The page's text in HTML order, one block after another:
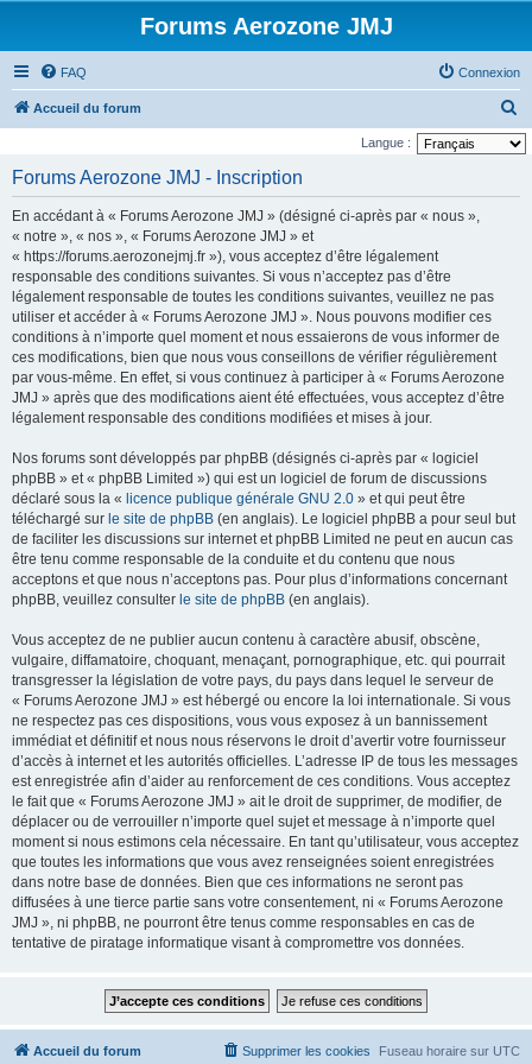
Forums Aerozone JMJ
FAQ Connexion
Accueil du forum
e
Langue :
Forums Aerozone JMJ - Inscription
En accédant à « Forums Aerozone JMJ » (désigné ci-après par « nous »,
« notre », « nos », « Forums Aerozone JMJ » et
« https://forums.aerozonejmj.fr »), vous acceptez d’être légalement
responsable des conditions suivantes. Si vous n’acceptez pas d’être
légalement responsable de toutes les conditions suivantes, veuillez ne pas
utiliser et accéder à « Forums Aerozone JMJ ». Nous pouvons modifier ces
conditions à n’importe quel moment et nous essaierons de vous informer de
ces modifications, bien que nous vous conseillons de vérifier régulièrement
par vous-même. En effet, si vous continuez à participer à « Forums Aerozone
JMJ » après que des modifications aient été effectuées, vous acceptez d’être
légalement responsable des conditions modifiées et mises à jour.
Nos forums sont développés par phpBB (désignés ci-après par « logiciel
phpBB » et « phpBB Limited ») qui est un logiciel de forum de discussions
déclaré sous la « licence publique générale GNU 2.0 » et qui peut être
téléchargé sur le site de phpBB (en anglais). Le logiciel phpBB a pour seul but
de faciliter les discussions sur internet et phpBB Limited ne peut en aucun cas
être tenu comme responsable de la conduite et du contenu que nous
acceptons et que nous n’acceptons pas. Pour plus d’informations concernant
phpBB, veuillez consulter le site de phpBB (en anglais).
Vous acceptez de ne publier aucun contenu à caractère abusif, obscène,
vulgaire, diffamatoire, choquant, menaçant, pornographique, etc. qui pourrait
transgresser la législation de votre pays, du pays dans lequel le serveur de
« Forums Aerozone JMJ » est hébergé ou encore la loi internationale. Si vous
ne respectez pas ces dispositions, vous vous exposez à un bannissement
immédiat et définitif et nous nous réservons le droit d’avertir votre fournisseur
d’accès à internet et les autorités officielles. L’adresse IP de tous les messages
est enregistrée afin d’aider au renforcement de ces conditions. Vous acceptez
le fait que « Forums Aerozone JMJ » ait le droit de supprimer, de modifier, de
déplacer ou de verrouiller n’importe quel sujet et message à n’importe quel
moment si nous estimons cela nécessaire. En tant qu’utilisateur, vous acceptez
que toutes les informations que vous avez renseignées soient enregistrées
dans notre base de données. Bien que ces informations ne seront pas
diffusées à une tierce partie sans votre consentement, ni « Forums Aerozone
JMJ », ni phpBB, ne pourront être tenus comme responsables en cas de
tentative de piratage informatique visant à compromettre vos données.
Accueil du forum Fuseau horaire sur UTC
Supprimer les cookies